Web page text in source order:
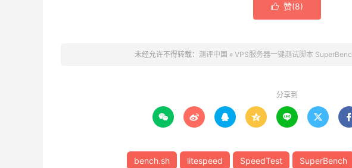
 赞(8)
未经允许不得转载： 测评中国 » VPS服务器一键测试脚本
分享到
      
bench.sh litespeed SpeedTest SuperBench